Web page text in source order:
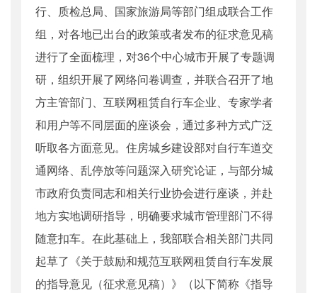
行、质检总局、国家旅游局等部门组成联合工作
组，对各地已出台的政策或者发布的征求意见稿
进行了全面梳理，对36个中心城市开展了专题调
研，组织开展了网络问卷调查，并联合召开了地
方主管部门、互联网租赁自行车企业、专家学者
和用户等不同层面的座谈会，通过多种方式广泛
听取各方面意见。住房城乡建设部对自行车道交
通网络、乱停放等问题深入研究论证，与部分城
市政府负责同志和相关行业协会进行座谈，并赴
地方实地调研指导，明确要求城市管理部门不得
随意扣车。在此基础上，我部联合相关部门共同
起草了《关于鼓励和规范互联网租赁自行车发展
的指导意见（征求意见稿）》（以下简称《指导